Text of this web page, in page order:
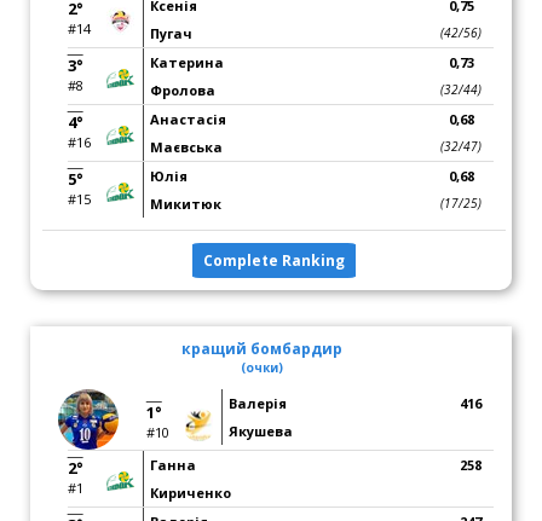
2°
#14
Ксенія
Пугач
0,75
(42/56)
3°
#8
Катерина
Фролова
0,73
(32/44)
4°
#16
Анастасія
Маєвська
0,68
(32/47)
5°
#15
Юлія
Микитюк
0,68
(17/25)
Complete Ranking
кращий бомбардир
(очки)
1°
#10
Валерія
Якушева
416
2°
#1
Ганна
Кириченко
258